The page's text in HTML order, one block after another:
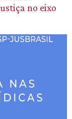
no eixo